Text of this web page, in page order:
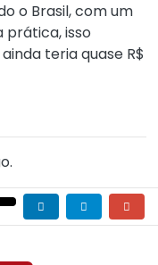
o Brasil, com um
prática, isso
teria quase R$